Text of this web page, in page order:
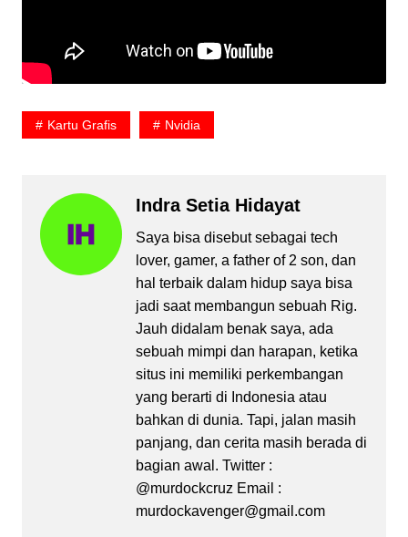
Kartu Grafis Nvidia
Indra Setia Hidayat
Saya bisa disebut sebagai tech
lover, gamer, a father of 2 son, dan
hal terbaik dalam hidup saya bisa
jadi saat membangun sebuah Rig.
Jauh didalam benak saya, ada
sebuah mimpi dan harapan, ketika
situs ini memiliki perkembangan
yang berarti di Indonesia atau
bahkan di dunia. Tapi, jalan masih
panjang, dan cerita masih berada di
bagian awal. Twitter :
@murdockcruz Email :
murdockavenger@gmail.com